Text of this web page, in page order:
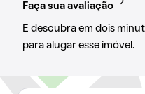
Faça sua avaliação
E descubra em dois
para alugar esse imóvel.